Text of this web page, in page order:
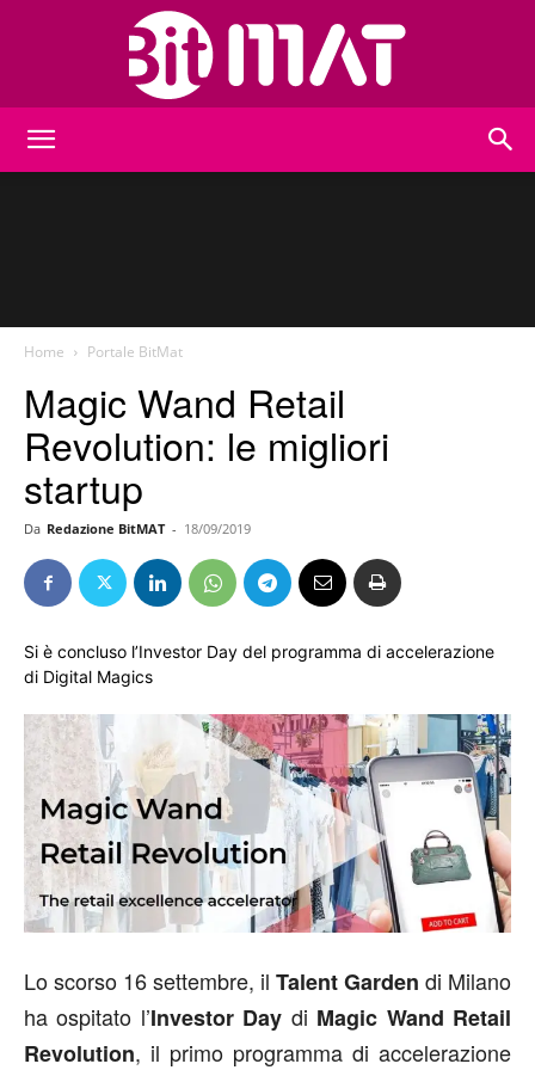
Home Portale BitMat
Magic Wand Retail
Revolution: le migliori
startup
Da Redazione BitMAT - 18/09/2019
Si è concluso l’Investor Day del programma di accelerazione
di Digital Magics
Lo scorso 16 settembre, il Talent Garden di Milano
ha ospitato l’Investor Day di Magic Wand Retail
Revolution, il primo programma di accelerazione